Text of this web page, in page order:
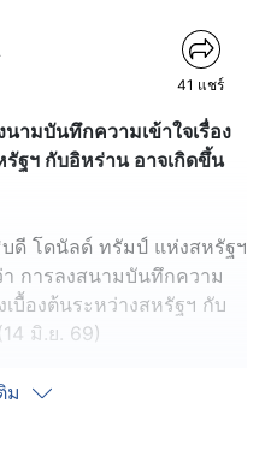
41 แชร์
ามบันทึกความเข้าใจเรื่อง
รัฐฯ กับอิหร่าน อาจเกิดขึ้น
ดี โดนัลด์ ทรัมป์ แห่งสหรัฐฯ
การลงสนามบันทึกความ
เบื้องต้นระหว่างสหรัฐฯ กับ
มิ.ย. 69)
ไม่ต้องการพัฒนาอาวุธ
ม